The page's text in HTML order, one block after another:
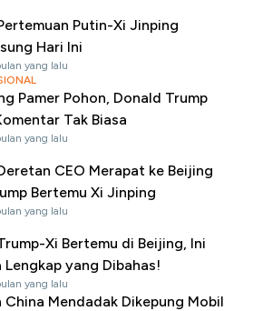
Putin-Xi Jinping
Hari Ini
yang lalu
Pamer Pohon, Donald Trump
Tak Biasa
yang lalu
CEO Merapat ke Beijing
Bertemu Xi Jinping
yang lalu
Xi Bertemu di Beijing, Ini
Lengkap yang Dibahas!
yang lalu
China Mendadak Dikepung Mobil